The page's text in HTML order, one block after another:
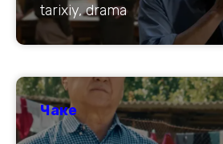
tarixiy, drama
Чаке